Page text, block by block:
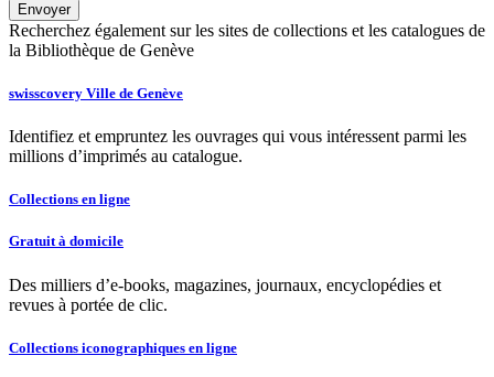
Recherchez également sur les sites de collections et les catalogues de
la Bibliothèque de Genève
swisscovery Ville de Genève
Identifiez et empruntez les ouvrages qui vous intéressent parmi les
millions d’imprimés au catalogue.
Collections en ligne
Gratuit à domicile
Des milliers d’e-books, magazines, journaux, encyclopédies et
revues à portée de clic.
Collections iconographiques en ligne